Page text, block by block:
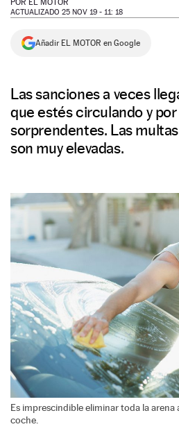
NEWSLETTER
POR EL MOTOR
ACTUALIZADO 25 NOV 19 - 11: 18
Añadir EL MOTOR en Google
Las sanciones a veces
que estés circulando y
sorprendentes. Las
son muy elevadas.
Es imprescindible eliminar toda la arena
coche.